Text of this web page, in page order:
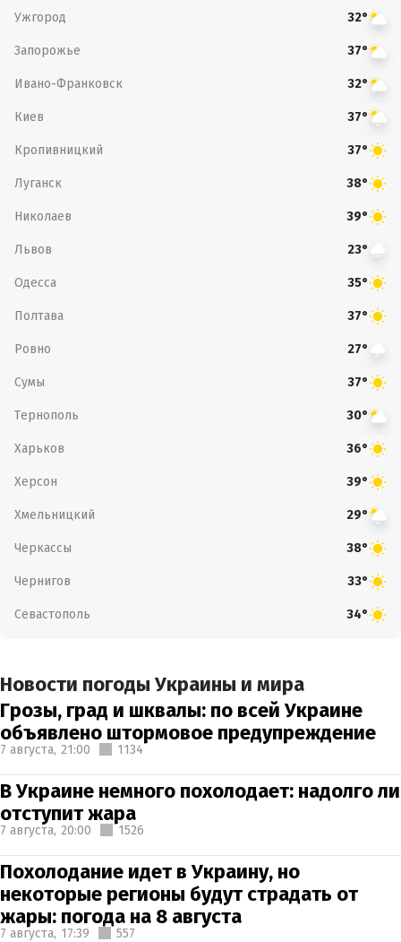
Ужгород 32°
Запорожье 37°
Ивано-Франковск 32°
Киев 37°
Кропивницкий 37°
Луганск 38°
Николаев 39°
Львов 23°
Одесса 35°
Полтава 37°
Ровно 27°
Сумы 37°
Тернополь 30°
Харьков 36°
Херсон 39°
Хмельницкий 29°
Черкассы 38°
Чернигов 33°
Севастополь 34°
Новости погоды Украины и мира
Грозы, град и шквалы: по всей Украине
объявлено штормовое предупреждение
7 августа, 21:00 1134
В Украине немного похолодает: надолго ли
отступит жара
7 августа, 20:00 1526
Похолодание идет в Украину, но
некоторые регионы будут страдать от
жары: погода на 8 августа
7 августа, 17:39 557